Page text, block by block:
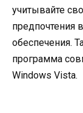
учитывайте
предпочтения
обеспечения.
программа
Windows Vista.